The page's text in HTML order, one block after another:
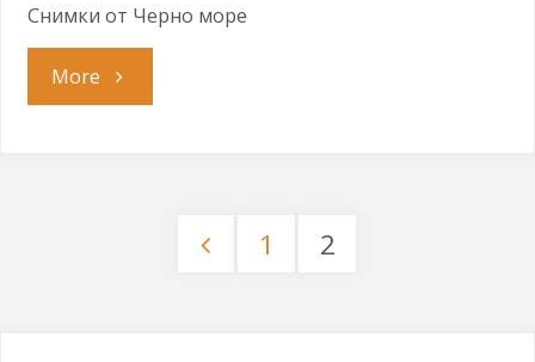
Снимки от Черно море
More"Черно
1 2